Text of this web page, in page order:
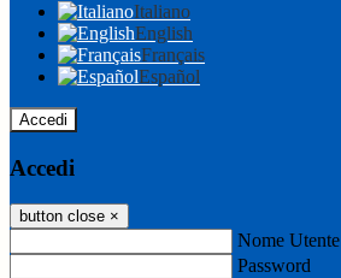
Italiano
English
Français
Español
Accedi
Accedi
button close ×
Nome Utente
Password